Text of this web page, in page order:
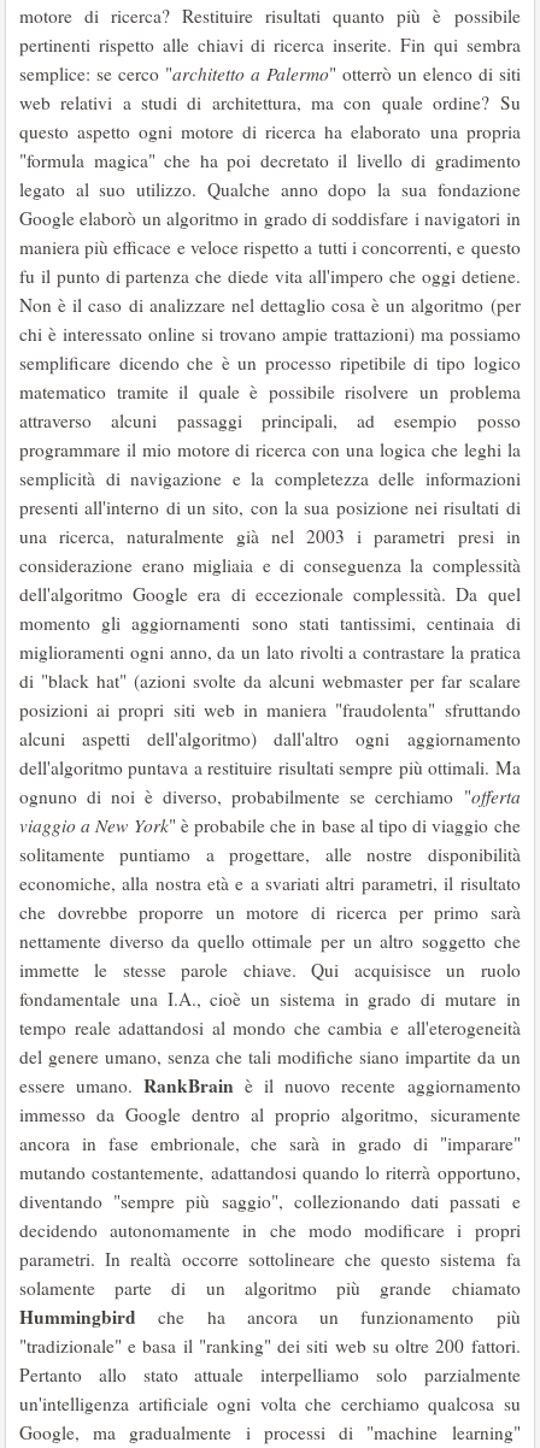
motore di ricerca? Restituire risultati quanto più è possibile
pertinenti rispetto alle chiavi di ricerca inserite. Fin qui sembra
semplice: se cerco "architetto a Palermo" otterrò un elenco di siti
web relativi a studi di architettura, ma con quale ordine? Su
questo aspetto ogni motore di ricerca ha elaborato una propria
"formula magica" che ha poi decretato il livello di gradimento
legato al suo utilizzo. Qualche anno dopo la sua fondazione
Google elaborò un algoritmo in grado di soddisfare i navigatori in
maniera più efficace e veloce rispetto a tutti i concorrenti, e questo
fu il punto di partenza che diede vita all'impero che oggi detiene.
Non è il caso di analizzare nel dettaglio cosa è un algoritmo (per
chi è interessato online si trovano ampie trattazioni) ma possiamo
semplificare dicendo che è un processo ripetibile di tipo logico
matematico tramite il quale è possibile risolvere un problema
attraverso alcuni passaggi principali, ad esempio posso
programmare il mio motore di ricerca con una logica che leghi la
semplicità di navigazione e la completezza delle informazioni
presenti all'interno di un sito, con la sua posizione nei risultati di
una ricerca, naturalmente già nel 2003 i parametri presi in
considerazione erano migliaia e di conseguenza la complessità
dell'algoritmo Google era di eccezionale complessità. Da quel
momento gli aggiornamenti sono stati tantissimi, centinaia di
miglioramenti ogni anno, da un lato rivolti a contrastare la pratica
di "black hat" (azioni svolte da alcuni webmaster per far scalare
posizioni ai propri siti web in maniera "fraudolenta" sfruttando
alcuni aspetti dell'algoritmo) dall'altro ogni aggiornamento
dell'algoritmo puntava a restituire risultati sempre più ottimali. Ma
ognuno di noi è diverso, probabilmente se cerchiamo "offerta
viaggio a New York" è probabile che in base al tipo di viaggio che
solitamente puntiamo a progettare, alle nostre disponibilità
economiche, alla nostra età e a svariati altri parametri, il risultato
che dovrebbe proporre un motore di ricerca per primo sarà
nettamente diverso da quello ottimale per un altro soggetto che
immette le stesse parole chiave. Qui acquisisce un ruolo
fondamentale una I.A., cioè un sistema in grado di mutare in
tempo reale adattandosi al mondo che cambia e all'eterogeneità
del genere umano, senza che tali modifiche siano impartite da un
essere umano.RankBrain è il nuovo recente aggiornamento
immesso da Google dentro al proprio algoritmo, sicuramente
ancora in fase embrionale, che sarà in grado di "imparare"
mutando costantemente, adattandosi quando lo riterrà opportuno,
diventando "sempre più saggio", collezionando dati passati e
decidendo autonomamente in che modo modificare i propri
parametri. In realtà occorre sottolineare che questo sistema fa
solamente parte di un algoritmo più grande chiamato
Hummingbird che ha ancora un funzionamento più
"tradizionale" e basa il "ranking" dei siti web su oltre 200 fattori.
Pertanto allo stato attuale interpelliamo solo parzialmente
un'intelligenza artificiale ogni volta che cerchiamo qualcosa su
Google, ma gradualmente i processi di "machine learning"